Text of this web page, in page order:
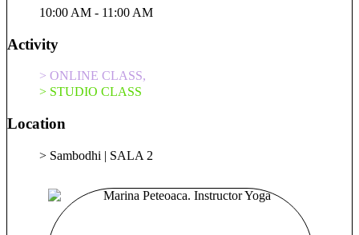
mine, să mă accept așa cum sunt și să-mi asum rolul de
curățare la nivel energetic, meditație și tehnici de relaxare.
10:00 AM - 11:00 AM
Activity
> ONLINE CLASS,
> STUDIO CLASS
Location
> Sambodhi | SALA 2